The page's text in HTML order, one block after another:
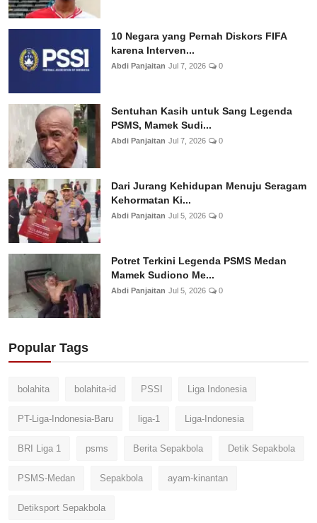
10 Negara yang Pernah Diskors FIFA
karena Interven...
Abdi Panjaitan Jul 7, 2026 0
Sentuhan Kasih untuk Sang Legenda
PSMS, Mamek Sudi...
Abdi Panjaitan Jul 7, 2026 0
Dari Jurang Kehidupan Menuju Seragam
Kehormatan Ki...
Abdi Panjaitan Jul 5, 2026 0
Potret Terkini Legenda PSMS Medan
Mamek Sudiono Me...
Abdi Panjaitan Jul 5, 2026 0
Popular Tags
bolahita bolahita-id PSSI Liga Indonesia
PT-Liga-Indonesia-Baru liga-1 Liga-Indonesia
BRI Liga 1 psms Berita Sepakbola Detik Sepakbola
PSMS-Medan Sepakbola ayam-kinantan
Detiksport Sepakbola